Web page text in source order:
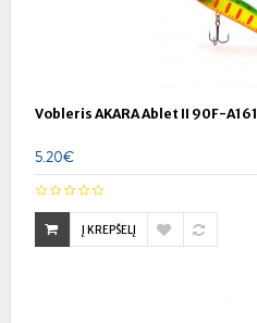
Vobleris AKARA Ablet II 90F-A161
5.20€
Į KREPŠELĮ